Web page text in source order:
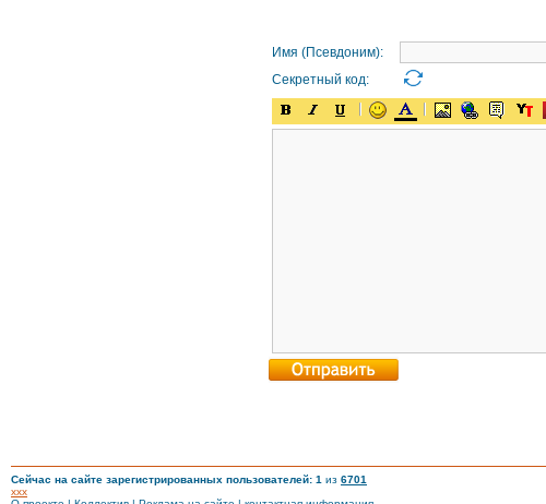
Имя (Псевдоним):
Секретный код:
Сейчас на сайте зарегистрированных пользователей: 1 из 6701
xxx